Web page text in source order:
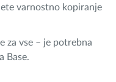
varnostno kopiranje
za vse – je potrebna
Base.